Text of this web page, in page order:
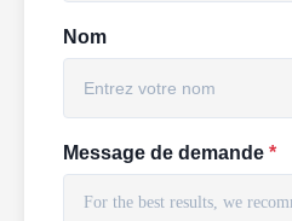
Nom
Message de demande *